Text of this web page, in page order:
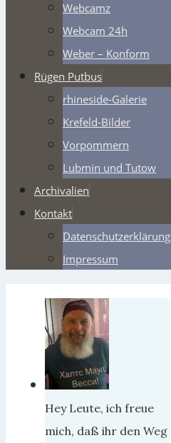
Webcamz
Webcam 24h
Weber – Konform
Rügen Putbus
rhineside-Galerie
Krefeld-Bilder
Vorpommern
Lubmin und Tutow
Archivalien
Kontakt
Datenschutzerklärung
Impressum
Hey Leute, ich freue
mich, daß ihr den Weg